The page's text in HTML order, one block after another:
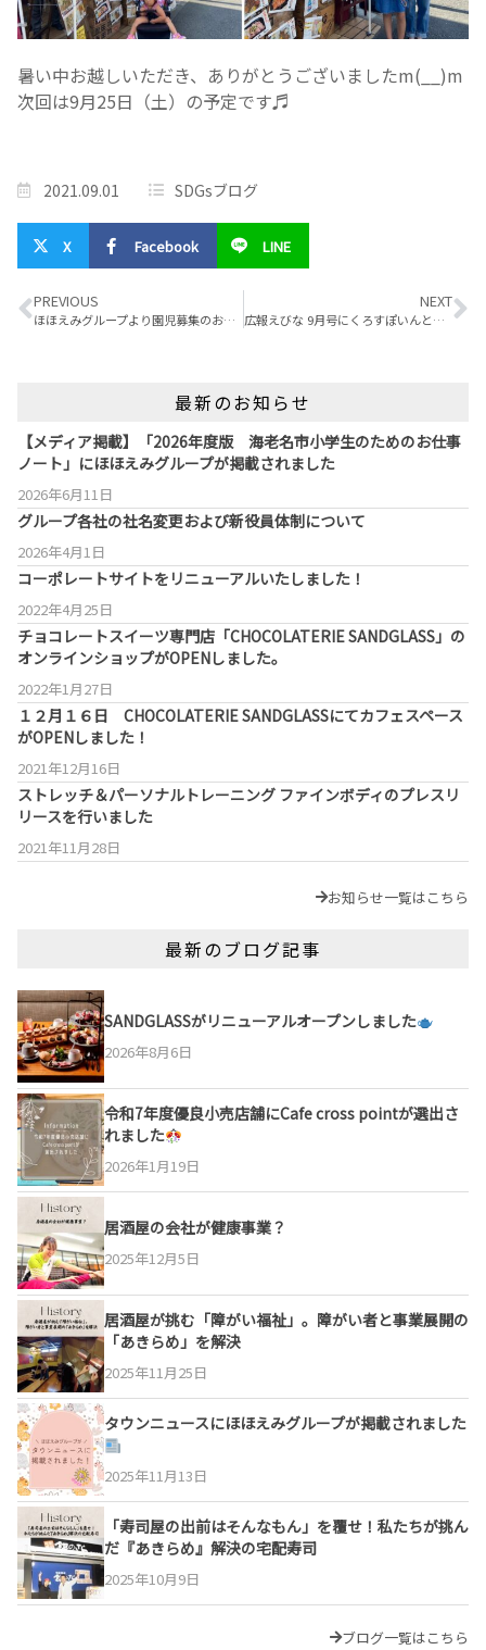
暑い中お越しいただき、ありがとうございましたm(__)m
次回は9月25日（土）の予定です♬
2021.09.01 SDGsブログ
X Facebook LINE
PREVIOUS
ほほえみグループより園児募集のお知らせです♬
NEXT
広報えびな 9月号にくろすぽいんとのお弁当が掲載されました(^^)/
最新のお知らせ
【メディア掲載】「2026年度版 海老名市小学生のためのお仕事
ノート」にほほえみグループが掲載されました
2026年6月11日
グループ各社の社名変更および新役員体制について
2026年4月1日
コーポレートサイトをリニューアルいたしました！
2022年4月25日
チョコレートスイーツ専門店「CHOCOLATERIE SANDGLASS」の
オンラインショップがOPENしました。
2022年1月27日
１２月１６日 CHOCOLATERIE SANDGLASSにてカフェスペース
がOPENしました！
2021年12月16日
ストレッチ＆パーソナルトレーニング ファインボディのプレスリ
リースを行いました
2021年11月28日
お知らせ一覧はこちら
最新のブログ記事
SANDGLASSがリニューアルオープンしました
2026年8月6日
令和7年度優良小売店舗にCafe cross pointが選出さ
れました
2026年1月19日
居酒屋の会社が健康事業？
2025年12月5日
居酒屋が挑む「障がい福祉」。障がい者と事業展開の
「あきらめ」を解決
2025年11月25日
タウンニュースにほほえみグループが掲載されました
2025年11月13日
「寿司屋の出前はそんなもん」を覆せ！私たちが挑ん
だ『あきらめ』解決の宅配寿司
2025年10月9日
ブログ一覧はこちら